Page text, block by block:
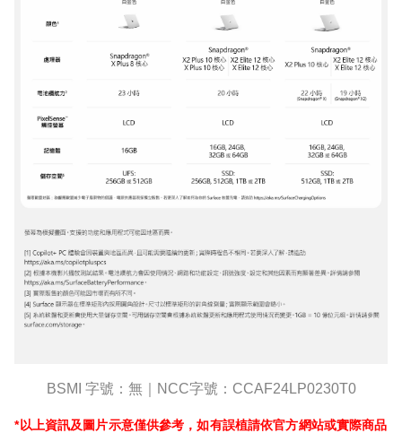
BSMI 字號：無｜ NCC字號： CCAF24LP0230T0
*以上資訊及圖片示意僅供參考，如有誤植請依官方網站或實際商品